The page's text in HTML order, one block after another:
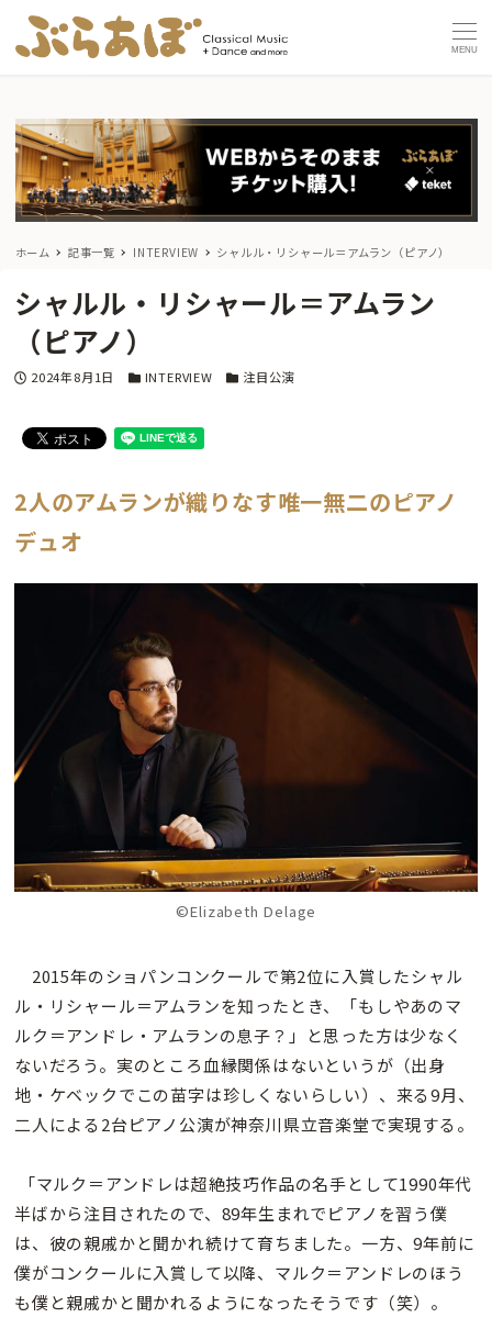
MENU
ホーム 記事一覧 INTERVIEW シャルル・リシャール＝アムラン（ピアノ）
シャルル・リシャール＝アムラン
（ピアノ）
投稿日
2024年8月1日 カテゴリー
INTERVIEW カテゴリー
注目公演
2人のアムランが織りなす唯一無二のピアノ
デュオ
©Elizabeth Delage
2015年のショパンコンクールで第2位に入賞したシャル
ル・リシャール＝アムランを知ったとき、「もしやあのマ
ルク＝アンドレ・アムランの息子？」と思った方は少なく
ないだろう。実のところ血縁関係はないというが（出身
地・ケベックでこの苗字は珍しくないらしい）、来る9月、
二人による2台ピアノ公演が神奈川県立音楽堂で実現する。
「マルク＝アンドレは超絶技巧作品の名手として1990年代
半ばから注目されたので、89年生まれでピアノを習う僕
は、彼の親戚かと聞かれ続けて育ちました。一方、9年前に
僕がコンクールに入賞して以降、マルク＝アンドレのほう
も僕と親戚かと聞かれるようになったそうです（笑）。